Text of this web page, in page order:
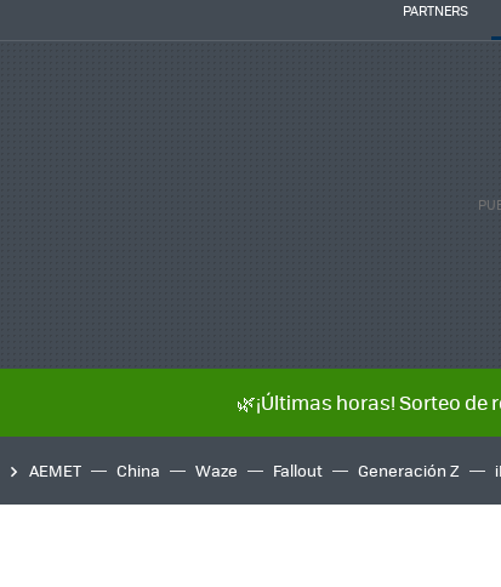
PARTNERS
🌿¡Últimas horas! Sorteo
AEMET China Waze Fallout Generación Z